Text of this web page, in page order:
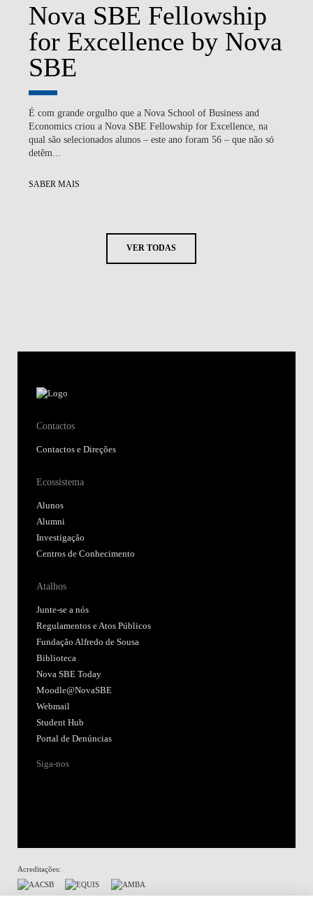
Nova SBE Fellowship
for Excellence by Nova
SBE
É com grande orgulho que a Nova School of Business and
Economics criou a Nova SBE Fellowship for Excellence, na
qual são selecionados alunos – este ano foram 56 – que não só
detêm...
SABER MAIS
VER TODAS
Contactos
Contactos e Direções
Ecossistema
Alunos
Alumni
Investigação
Centros de Conhecimento
Atalhos
Junte-se a nós
Regulamentos e Atos Públicos
Fundação Alfredo de Sousa
Biblioteca
Nova SBE Today
Moodle@NovaSBE
Webmail
Student Hub
Portal de Denúncias
Siga-nos
Acreditações: